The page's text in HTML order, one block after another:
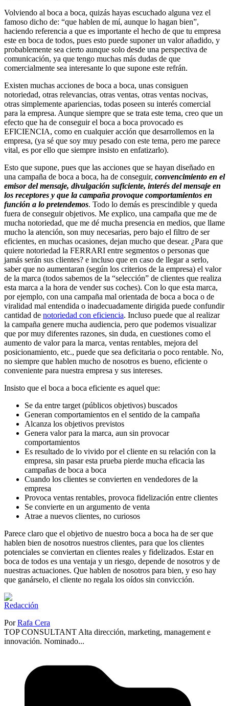
Volviendo al boca a boca, quizás hayas escuchado alguna vez el
famoso dicho de: “que hablen de mí, aunque lo hagan bien”,
haciendo referencia a que es importante el hecho de que tu empresa
este en boca de todos, pues esto puede suponer un valor añadido, y
probablemente sea cierto aunque solo desde una perspectiva de
comunicación, ya que tengo muchas más dudas de que
comercialmente sea interesante lo que supone este refrán.
Existen muchas acciones de boca a boca, unas consiguen
notoriedad, otras relevancias, otras ventas, otras ventas nocivas,
otras simplemente apariencias, todas poseen su interés comercial
para la empresa. Aunque siempre que se trata este tema, creo que un
efecto que ha de conseguir el boca a boca provocado es
EFICIENCIA, como en cualquier acción que desarrollemos en la
empresa, (ya sé que soy muy pesado con este tema, pero me parece
vital, es por ello que siempre insisto en enfatizarlo).
Esto que supone, pues que las acciones que se hayan diseñado en
una campaña de boca a boca, ha de conseguir, convencimiento en el
emisor del mensaje, divulgación suficiente, interés del mensaje en
los receptores y que la campaña provoque comportamientos en
función a lo pretendemos. Todo lo demás es prescindible y queda
fuera de conseguir objetivos. Me explico, una campaña que me de
mucha notoriedad, que me dé mucha presencia en medios, que llame
mucho la atención, son muy necesarias, pero bajo el filtro de ser
eficientes, en muchas ocasiones, dejan mucho que desear. ¿Para que
quiere notoriedad la FERRARI entre segmentos o personas que
jamás serán sus clientes? e incluso que en caso de llegar a serlo,
saber que no aumentaran (según los criterios de la empresa) el valor
de la marca (todos sabemos de la “selección” de clientes que realiza
esta marca a la hora de vender sus coches). Con lo que esta marca,
por ejemplo, con una campaña mal orientada de boca a boca o de
viralidad mal entendida o inadecuadamente dirigida puede confundir
cantidad de notoriedad con eficiencia. Incluso puede que al realizar
la campaña genere mucha audiencia, pero que podemos visualizar
que por muy diferentes razones, sin duda, en cuestiones como el
aumento de valor para la marca, ventas rentables, mejora del
posicionamiento, etc., puede que sea deficitaria o poco rentable. No,
no siempre que hablen mucho de nosotros es bueno, eficiente o
conveniente para nuestra empresa y sus intereses.
Insisto que el boca a boca eficiente es aquel que:
Se da entre target (públicos objetivos) buscados
Generan comportamientos en el sentido de la campaña
Alcanza los objetivos previstos
Genera valor para la marca, aun sin provocar
comportamientos
Es resultado de lo vivido por el cliente en su relación con la
empresa, sin pasar esta prueba pierde mucha eficacia las
campañas de boca a boca
Cuando los clientes se convierten en vendedores de la
empresa
Provoca ventas rentables, provoca fidelización entre clientes
Se convierte en un argumento de venta
Atrae a nuevos clientes, no curiosos
Parece claro que el objetivo de nuestro boca a boca ha de ser que
hablen bien de nosotros nuestros clientes, para que los clientes
potenciales se conviertan en clientes reales y fidelizados. Estar en
boca de todos es una ventaja y un riesgo, depende de nosotros y de
nuestras actuaciones. Que hablen de nosotros para bien, y eso hay
que ganárselo, el cliente no regala los oídos sin convicción.
PorRafa Cera
TOP CONSULTANT Alta dirección, marketing, management e
innovación. Nominado...